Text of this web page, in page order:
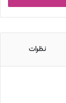
نظرات